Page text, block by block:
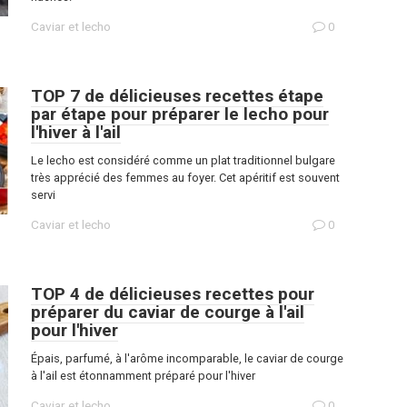
Caviar et lecho 0
TOP 7 de délicieuses recettes étape
par étape pour préparer le lecho pour
l'hiver à l'ail
Le lecho est considéré comme un plat traditionnel bulgare
très apprécié des femmes au foyer. Cet apéritif est souvent
servi
Caviar et lecho 0
TOP 4 de délicieuses recettes pour
préparer du caviar de courge à l'ail
pour l'hiver
Épais, parfumé, à l'arôme incomparable, le caviar de courge
à l'ail est étonnamment préparé pour l'hiver